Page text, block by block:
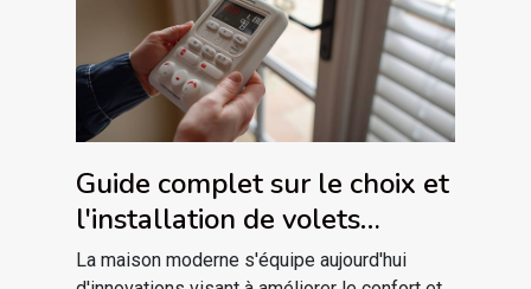
Guide complet sur le choix et
l'installation de volets
électriques
La maison moderne s'équipe aujourd'hui